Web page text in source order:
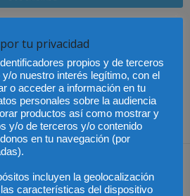
a su suscripción Dicho fichero es
GLOBAL S.L. y no será cedido a
tu privacidad
propios y de terceros
o nuestro interés legítimo, con el
o acceder a información en tu
personales sobre la audiencia
productos así como mostrar y
y/o de terceros y/o contenido
en tu navegación (por
incluyen la geolocalización
características del dispositivo